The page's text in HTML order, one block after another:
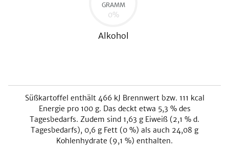
GRAMM
0%
Alkohol
Süßkartoffel enthält 466 kJ Brennwert bzw. 111 kcal
Energie pro 100 g. Das deckt etwa 5,3 % des
Tagesbedarfs. Zudem sind 1,63 g Eiweiß (2,1 % d.
Tagesbedarfs), 0,6 g Fett (0 %) als auch 24,08 g
Kohlenhydrate (9,1 %) enthalten.